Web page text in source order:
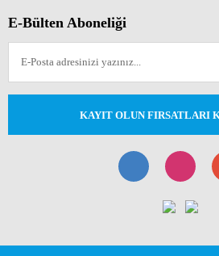
E-Bülten Aboneliği
KAYIT OLUN FIRSATLARI